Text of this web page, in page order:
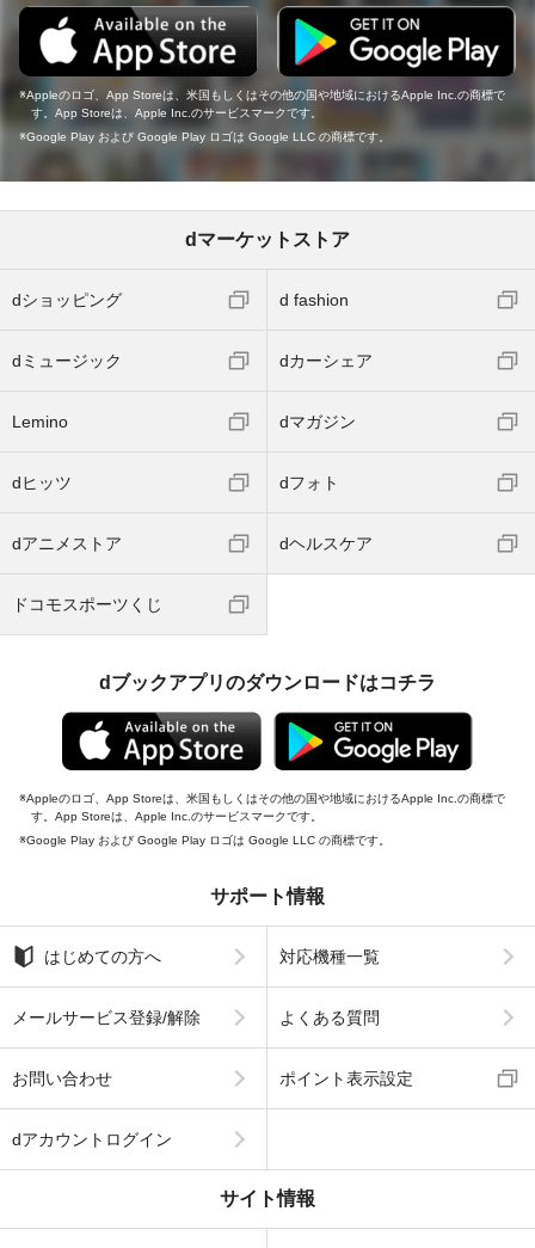
Appleのロゴ、App Storeは、米国もしくはその他の国や地域におけるApple Inc.の商標で
す。App Storeは、Apple Inc.のサービスマークです。
Google Play および Google Play ロゴは Google LLC の商標です。
dマーケットストア
dショッピング d fashion
dミュージック dカーシェア
Lemino dマガジン
dヒッツ dフォト
dアニメストア dヘルスケア
ドコモスポーツくじ
dブックアプリのダウンロードはコチラ
Appleのロゴ、App Storeは、米国もしくはその他の国や地域におけるApple Inc.の商標で
す。App Storeは、Apple Inc.のサービスマークです。
Google Play および Google Play ロゴは Google LLC の商標です。
サポート情報
はじめての方へ 対応機種一覧
メールサービス登録/解除 よくある質問
お問い合わせ ポイント表示設定
dアカウントログイン
サイト情報